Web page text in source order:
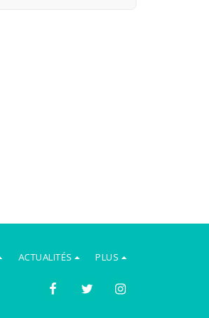
ACTUALITÉS PLUS